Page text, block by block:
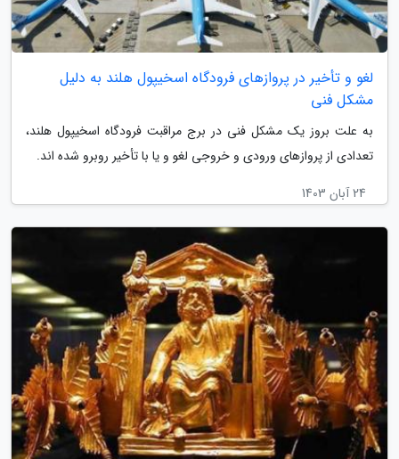
لغو و تأخیر در پروازهای فرودگاه اسخیپول هلند به دلیل
مشکل فنی
به علت بروز یک مشکل فنی در برج مراقبت فرودگاه اسخیپول هلند،
تعدادی از پروازهای ورودی و خروجی لغو و یا با تأخیر روبرو شده اند.
24 آبان 1403